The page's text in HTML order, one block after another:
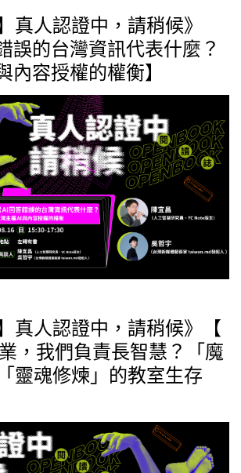
真人認證中，請稍候》
誤的台灣資訊代表什麼？
內容授權的權衡】
真人認證中，請稍候》【
，我們負責長智慧？「魔
靈魂修煉」的教室生存